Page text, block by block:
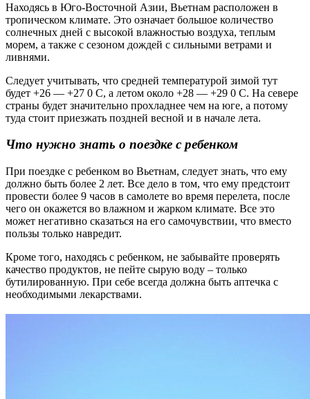
Находясь в Юго-Восточной Азии, Вьетнам расположен в
тропическом климате. Это означает большое количество
солнечных дней с высокой влажностью воздуха, теплым
морем, а также с сезоном дождей с сильными ветрами и
ливнями.
Следует учитывать, что средней температурой зимой тут
будет +26 — +27 0 С, а летом около +28 — +29 0 С. На севере
страны будет значительно прохладнее чем на юге, а потому
туда стоит приезжать поздней весной и в начале лета.
Что нужно знать о поездке с ребенком
При поездке с ребенком во Вьетнам, следует знать, что ему
должно быть более 2 лет. Все дело в том, что ему предстоит
провести более 9 часов в самолете во время перелета, после
чего он окажется во влажном и жарком климате. Все это
может негативно сказаться на его самочувствии, что вместо
пользы только навредит.
Кроме того, находясь с ребенком, не забывайте проверять
качество продуктов, не пейте сырую воду – только
бутилированную. При себе всегда должна быть аптечка с
необходимыми лекарствами.